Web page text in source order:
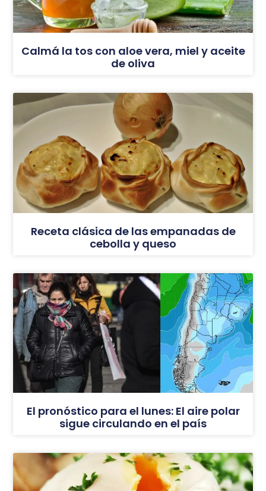
Calmá la tos con aloe vera, miel y aceite
de oliva
Receta clásica de las empanadas de
cebolla y queso
El pronóstico para el lunes: El aire polar
sigue circulando en el país